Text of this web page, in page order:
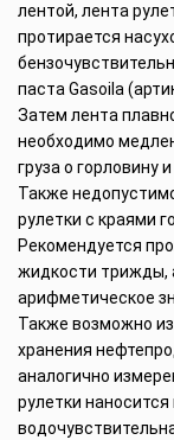
лентой, лента
протирается
паста Gasoila
Затем лента
необходимо
груза о горловину
Также
рулетки с краями
Рекомендуется
жидкости трижды,
арифметическое
Также возможно
хранения
аналогично
рулетки